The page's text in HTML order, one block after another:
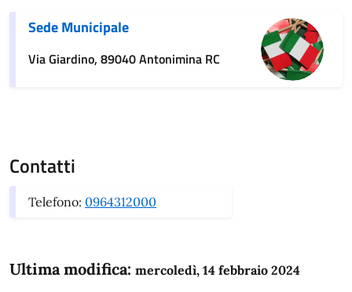
Sede Municipale
Via Giardino, 89040 Antonimina RC
Contatti
Telefono: 0964312000
Ultima modifica: mercoledì, 14 febbraio 2024